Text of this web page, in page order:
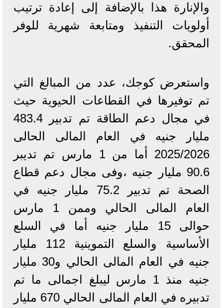
والإنارة هذا بالإضافة إلى إعادة ترتيب
أولويات التنفيذ ومتابعة شهرية للوفر
المحقق.
واستعرض كوجك، عدد من المبالغ التي
تم توفيرها في القطاعات الحيوية حيث
في مجال دعم الطاقة تم تدبير 483.4
مليار جنيه في العام المالى الحالى
2025/2026 أما من 1 مارس تم تديبر
90.6 مليار جنيه ،وفى مجال دعم قطاع
الصحة تم تدبير 75.2 مليار جنيه في
العام المالى الحالي وممن 1 مارس
حوالى 15 مليار جنيه أما في السلع
الأساسية والسلع التموينية 112 مليار
جنيه في العام المالى الحالي و30 مليار
جنيه منذ 1 مارس ليبلغ اجمالى ما تم
تدبيره في العام المالى الحالي 670 مليار